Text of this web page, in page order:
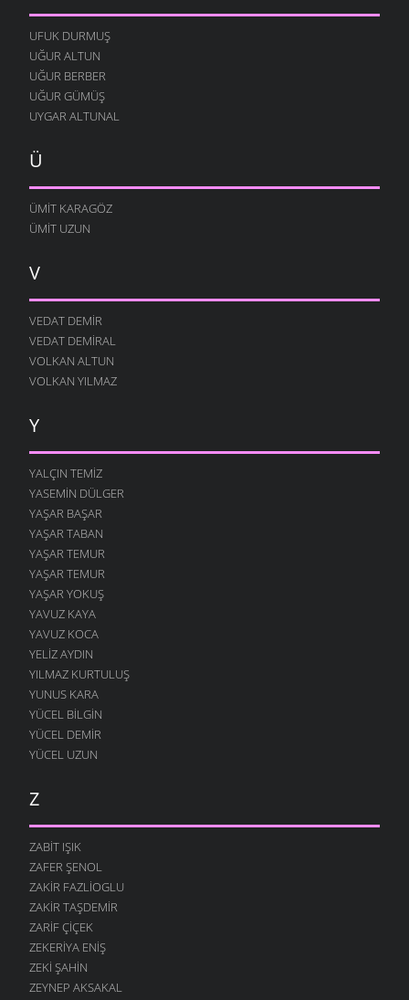
UFUK DURMUŞ
UĞUR ALTUN
UĞUR BERBER
UĞUR GÜMÜŞ
UYGAR ALTUNAL
Ü
ÜMIT KARAGÖZ
ÜMIT UZUN
V
VEDAT DEMIR
VEDAT DEMIRAL
VOLKAN ALTUN
VOLKAN YILMAZ
Y
YALÇIN TEMIZ
YASEMIN DÜLGER
YAŞAR BAŞAR
YAŞAR TABAN
YAŞAR TEMUR
YAŞAR TEMUR
YAŞAR YOKUŞ
YAVUZ KAYA
YAVUZ KOCA
YELIZ AYDIN
YILMAZ KURTULUŞ
YUNUS KARA
YÜCEL BILGIN
YÜCEL DEMIR
YÜCEL UZUN
Z
ZABIT IŞIK
ZAFER ŞENOL
ZAKIR FAZLIOGLU
ZAKIR TAŞDEMIR
ZARIF ÇIÇEK
ZEKERIYA ENIŞ
ZEKI ŞAHIN
ZEYNEP AKSAKAL